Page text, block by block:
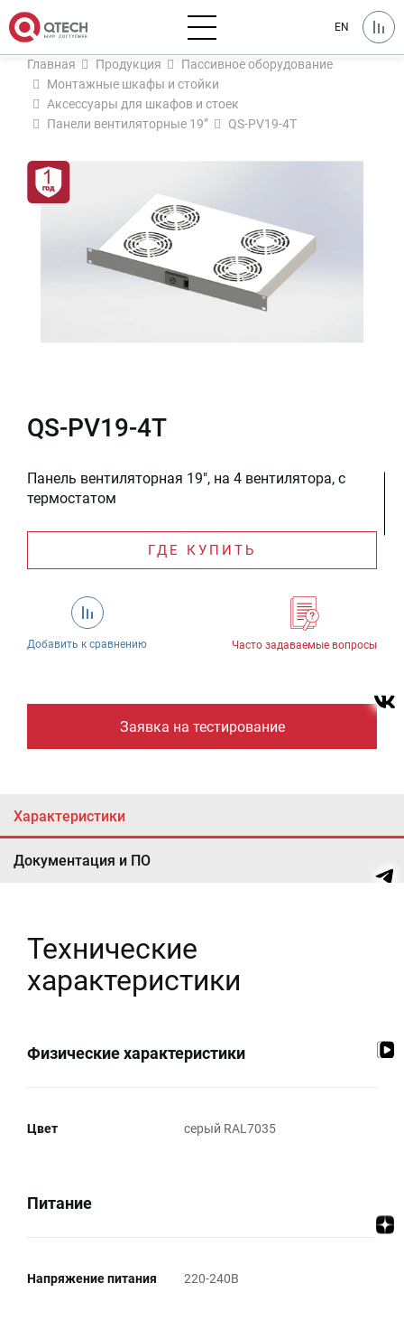
EN
Главная Продукция
Пассивное оборудование
Монтажные шкафы и стойки
Аксессуары для шкафов и стоек
Панели вентиляторные 19”
QS-PV19-4T
QS-PV19-4T
Панель вентиляторная 19", на 4 вентилятора, с
термостатом
ГДЕ КУПИТЬ
Добавить к сравнению Часто задаваемые вопросы
Заявка на тестирование
Характеристики
Документация и ПО
Технические
характеристики
Физические характеристики
Цвет серый RAL7035
Питание
Напряжение питания 220-240В